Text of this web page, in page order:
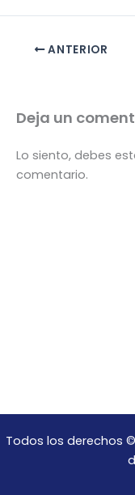
ANTERIOR
Deja un
Lo siento, debes
comentario.
Todos los derechos